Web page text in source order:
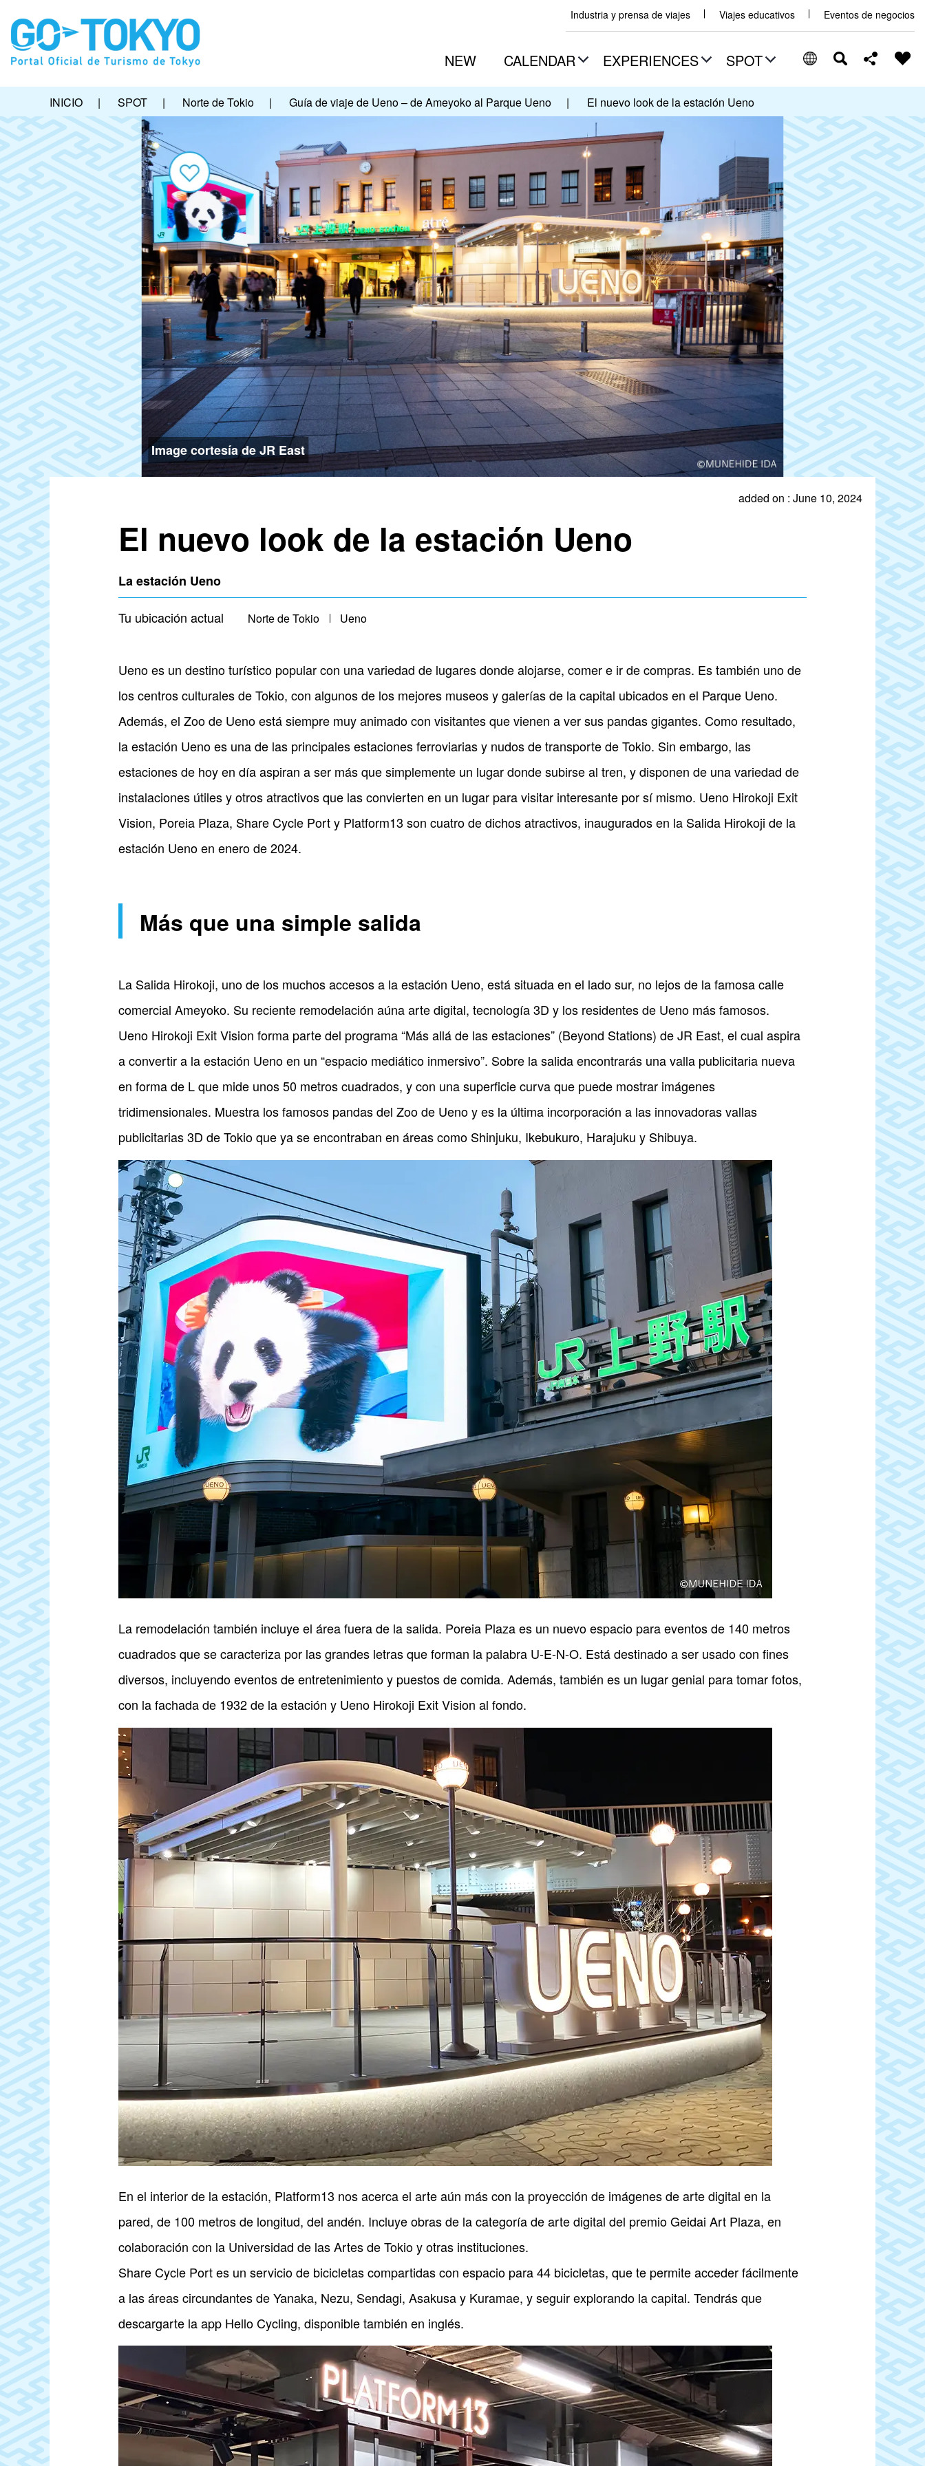
Industria y prensa de viajes Viajes educativos Eventos de negocios
NEW CALENDAR EXPERIENCES SPOT
INICIO | SPOT | Norte de Tokio | Guía de viaje de Ueno – de Ameyoko al Parque Ueno | El nuevo look de la estación Ueno
Image cortesía de JR East
added on : June 10, 2024
El nuevo look de la estación Ueno
La estación Ueno
Tu ubicación actual Norte de Tokio Ueno
Ueno es un destino turístico popular con una variedad de lugares donde alojarse, comer e ir de compras. Es también uno de
los centros culturales de Tokio, con algunos de los mejores museos y galerías de la capital ubicados en el Parque Ueno.
Además, el Zoo de Ueno está siempre muy animado con visitantes que vienen a ver sus pandas gigantes. Como resultado,
la estación Ueno es una de las principales estaciones ferroviarias y nudos de transporte de Tokio. Sin embargo, las
estaciones de hoy en día aspiran a ser más que simplemente un lugar donde subirse al tren, y disponen de una variedad de
instalaciones útiles y otros atractivos que las convierten en un lugar para visitar interesante por sí mismo. Ueno Hirokoji Exit
Vision, Poreia Plaza, Share Cycle Port y Platform13 son cuatro de dichos atractivos, inaugurados en la Salida Hirokoji de la
estación Ueno en enero de 2024.
Más que una simple salida
La Salida Hirokoji, uno de los muchos accesos a la estación Ueno, está situada en el lado sur, no lejos de la famosa calle
comercial Ameyoko. Su reciente remodelación aúna arte digital, tecnología 3D y los residentes de Ueno más famosos.
Ueno Hirokoji Exit Vision forma parte del programa “Más allá de las estaciones” (Beyond Stations) de JR East, el cual aspira
a convertir a la estación Ueno en un “espacio mediático inmersivo”. Sobre la salida encontrarás una valla publicitaria nueva
en forma de L que mide unos 50 metros cuadrados, y con una superficie curva que puede mostrar imágenes
tridimensionales. Muestra los famosos pandas del Zoo de Ueno y es la última incorporación a las innovadoras vallas
publicitarias 3D de Tokio que ya se encontraban en áreas como Shinjuku, Ikebukuro, Harajuku y Shibuya.
La remodelación también incluye el área fuera de la salida. Poreia Plaza es un nuevo espacio para eventos de 140 metros
cuadrados que se caracteriza por las grandes letras que forman la palabra U-E-N-O. Está destinado a ser usado con fines
diversos, incluyendo eventos de entretenimiento y puestos de comida. Además, también es un lugar genial para tomar fotos,
con la fachada de 1932 de la estación y Ueno Hirokoji Exit Vision al fondo.
En el interior de la estación, Platform13 nos acerca el arte aún más con la proyección de imágenes de arte digital en la
pared, de 100 metros de longitud, del andén. Incluye obras de la categoría de arte digital del premio Geidai Art Plaza, en
colaboración con la Universidad de las Artes de Tokio y otras instituciones.
Share Cycle Port es un servicio de bicicletas compartidas con espacio para 44 bicicletas, que te permite acceder fácilmente
a las áreas circundantes de Yanaka, Nezu, Sendagi, Asakusa y Kuramae, y seguir explorando la capital. Tendrás que
descargarte la app Hello Cycling, disponible también en inglés.